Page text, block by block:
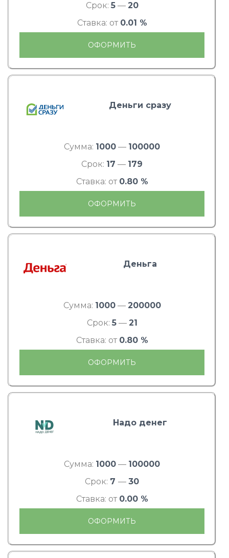
Срок: 5— 20
Ставка: от 0.01 %
ОФОРМИТЬ
Деньги сразу
Сумма: 1000 — 100000
Срок: 17 — 179
Ставка: от 0.80 %
ОФОРМИТЬ
Деньга
Сумма: 1000— 200000
Срок: 5— 21
Ставка: от 0.80 %
ОФОРМИТЬ
Надо денег
Сумма: 1000 — 100000
Срок: 7 — 30
Ставка: от 0.00 %
ОФОРМИТЬ